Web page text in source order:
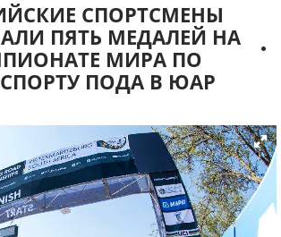
СПОРТСМЕНЫ
ПЯТЬ МЕДАЛЕЙ НА
МИРА ПО
ПОДА В ЮАР